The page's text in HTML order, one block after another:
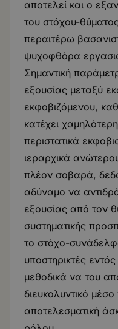
αποτελεί και ο
του στόχου-
περαιτέρω
ψυχοφθόρα
Σημαντική
εξουσίας μεταξύ
εκφοβιζόμενου,
κατέχει
περιστατικά
ιεραρχικά
πλέον σοβαρά,
αδύναμο να
εξουσίας από τον
συστηματικής
το στόχο-
υποστηρικτές
μεθοδικά να του
διευκολυντικό
αποτελεσματική